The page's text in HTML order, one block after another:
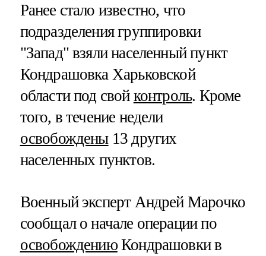
Ранее стало известно, что
подразделения группировки
"Запад" взяли населенный пункт
Кондрашовка Харьковской
области под свой контроль. Кроме
того, в течение недели
освобождены13 других
населенных пунктов.
Военный эксперт Андрей Марочко
сообщал о начале операции по
освобождениюКондрашовки в